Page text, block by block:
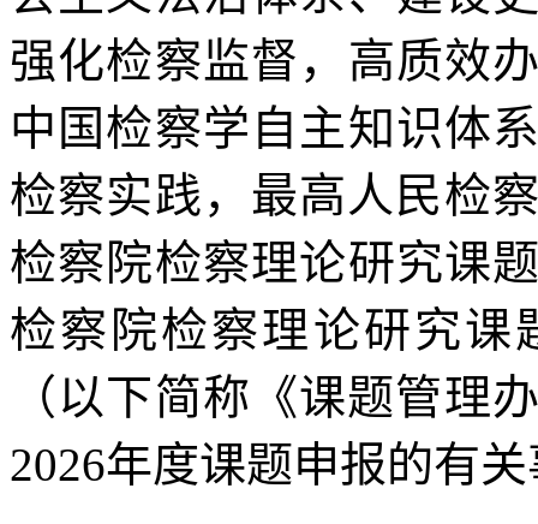
强化检察监督，高质效
中国检察学自主知识体
检察实践，最高人民检
检察院检察理论研究课
检察院检察理论研究课
（以下简称《课题管理
2026年度课题申报的有